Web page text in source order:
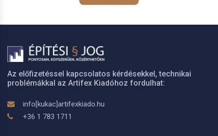
Az előfizetéssel kapcsolatos kérdésekkel, technikai
problémákkal az Artifex Kiadóhoz fordulhat:
info[kukac]artifexkiado.hu
+36 1 783 1711